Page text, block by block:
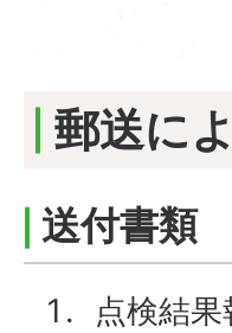
郵送に
送付書類
点検結果